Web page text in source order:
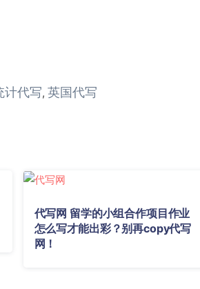
计代写, 英国代写
代写网 留学的小组合作项目作业
怎么写才能出彩？别再copy代写
网！